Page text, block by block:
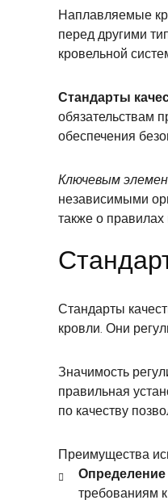
Наплавляемые
перед другими
кровельной
Стандарты
обязательствам
обеспечения
Ключевым
независимыми
также о правилах
Стандарты
кровли. Они
Значимость
правильная
по качеству
Преимущества
Определение
требованиям к